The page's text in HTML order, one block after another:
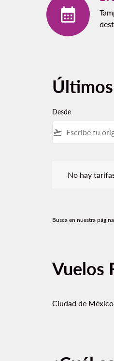
Desde
flight_takeoff
No hay
Busca en nuestra
Vuelos
Ciudad de